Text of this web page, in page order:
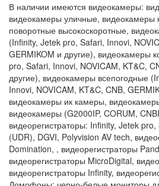
В наличии имеются видеокамеры:
видеокамеры уличные, видеокамеры
поворотные высокоскоротные,
(Infinity, Jetek pro, Safari, Innovi,
GERMIKOM и другие), видеокамеры
pro, Safari, Innovi, NOVICAM, KT&C,
другие), видеокамеры всепогодные
Innovi, NOVICAM, KT&C, CNB,
видеокамеры ик камеры,
видеокамеры (G2000IP, CORUM,
видеорегистраторы: Infinity, Jetek
(UDR), DGVI, Polyvision AV tech,
Domination, , видеорегистраторы
видеорегистраторы MicroDigital,
видеорегистраторы Infinity,